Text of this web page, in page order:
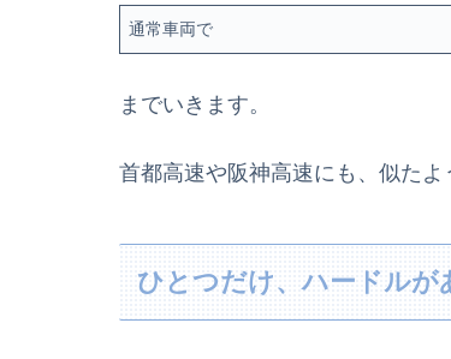
通常車両で
までいきます。
首都高速や阪神高速にも、似たよ
ひとつだけ、ハードルが